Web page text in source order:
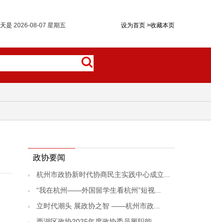
设为首页 >收藏本页
是 2026-08-07 星期五
政协要闻
杭州市政协新时代协商民主实践中心成立...
“我在杭州——外国留学生看杭州”短视...
立时代潮头 展政协之智 ——杭州市政...